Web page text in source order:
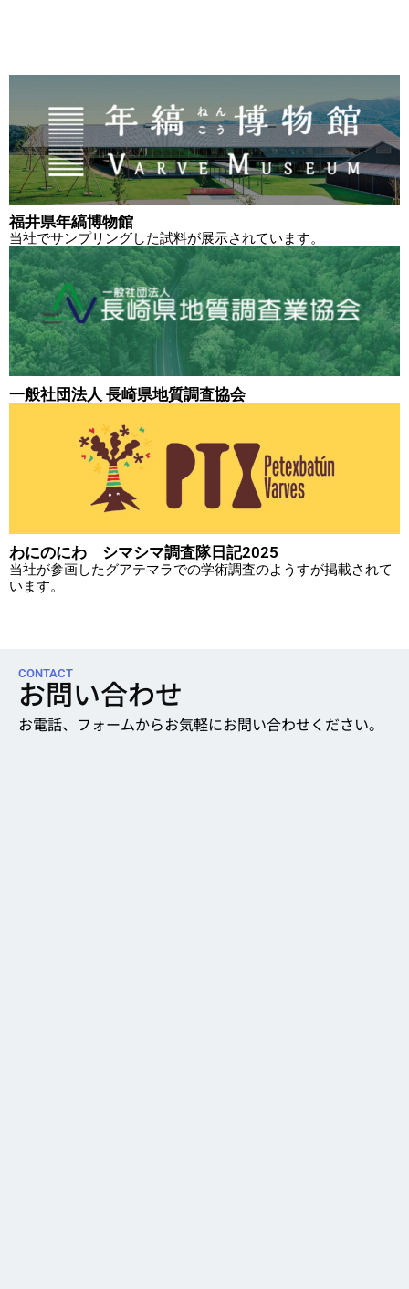
福井県年縞博物館
当社でサンプリングした試料が展示されています。
一般社団法人 長崎県地質調査協会
わにのにわ シマシマ調査隊日記2025
当社が参画したグアテマラでの学術調査のようすが掲載されて
います。
CONTACT
お問い合わせ
お電話、フォームからお気軽にお問い合わせください。